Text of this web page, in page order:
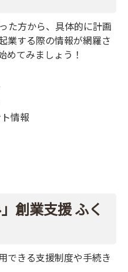
た方から、具体的に計画
業する際の情報が網羅さ
めてみましょう！
情報
創業支援 ふく
できる支援制度や手続き